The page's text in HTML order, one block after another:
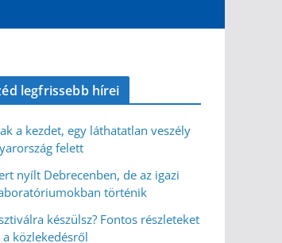
legfrissebb hírei
a kezdet, egy láthatatlan veszély
felett
nyílt Debrecenben, de az igazi
történik
készülsz? Fontos részleteket
közlekedésről